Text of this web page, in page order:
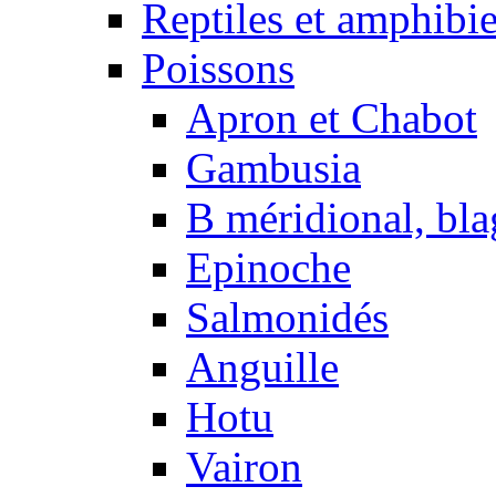
Reptiles et
Poissons
Apron et Chabot
Gambusia
B méridional,
Epinoche
Salmonidés
Anguille
Hotu
Vairon